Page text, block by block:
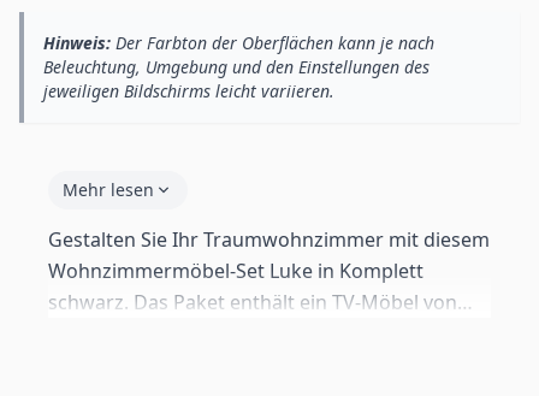
Hinweis: Der Farbton der Oberflächen kann je nach
Beleuchtung, Umgebung und den Einstellungen des
jeweiligen Bildschirms leicht variieren.
Mehr lesen
Gestalten Sie Ihr Traumwohnzimmer mit diesem
Wohnzimmermöbel-Set Luke in Komplett
schwarz. Das Paket enthält ein TV-Möbel von